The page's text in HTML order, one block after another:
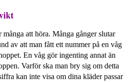
att höra. Många gånger slutar
av att man fått ett nummer på en våg
En våg gör ingenting annat än
Varför ska man bry sig om detta
kan inte visa om dina kläder passar